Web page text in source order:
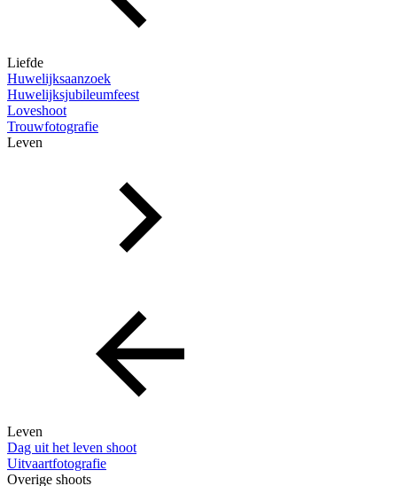
Liefde
Huwelijksaanzoek
Huwelijksjubileumfeest
Loveshoot
Trouwfotografie
Leven
Leven
Dag uit het leven shoot
Uitvaartfotografie
Overige shoots